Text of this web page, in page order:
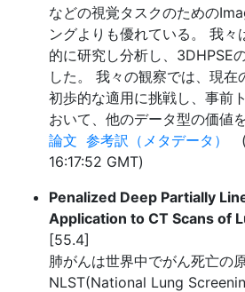
などの視覚タスクのための
ングよりも優れている。 我々
的に研究し分析し、3DHPSE
した。 我々の観察では、現在
初歩的な適用に挑戦し、事前
おいて、他のデータ型の価値
論文 参考訳（メタデータ）
16:17:52 GMT)
Penalized Deep Partially
Application to CT Scans of
[55.4]
肺がんは世界中でがん死亡の
NLST(National Lung